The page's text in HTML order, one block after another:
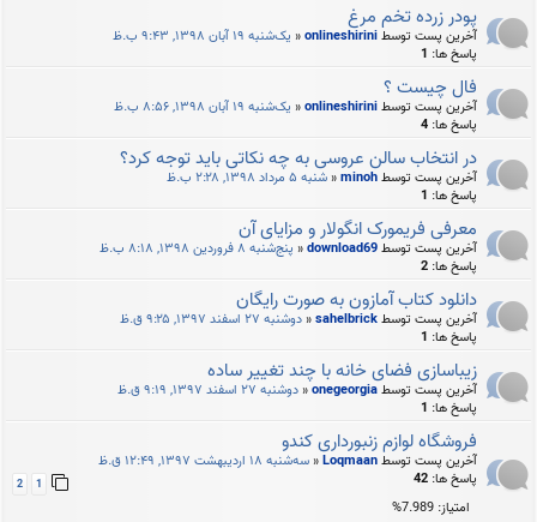
پودر زرده تخم مرغ
آخرین پست توسطonlineshirini
« یک‌شنبه ۱۹ آبان ۱۳۹۸, ۹:۴۳ ب.ظ
پاسخ ها: 1
فال چیست ؟
آخرین پست توسطonlineshirini
« یک‌شنبه ۱۹ آبان ۱۳۹۸, ۸:۵۶ ب.ظ
پاسخ ها: 4
در انتخاب سالن عروسی به چه نکاتی باید توجه کرد؟
آخرین پست توسطminoh
«شنبه ۵ مرداد ۱۳۹۸, ۲:۲۸ ب.ظ
پاسخ ها: 1
معرفی فریمورک انگولار و مزایای آن
آخرین پست توسطdownload69
« پنج‌شنبه ۸ فروردین ۱۳۹۸, ۸:۱۸ ب.ظ
پاسخ ها: 2
دانلود کتاب آمازون به صورت رایگان
آخرین پست توسطsahelbrick
«دوشنبه ۲۷ اسفند ۱۳۹۷, ۹:۲۵ ق.ظ
پاسخ ها: 1
زیباسازی فضای خانه با چند تغییر ساده
آخرین پست توسطonegeorgia
«دوشنبه ۲۷ اسفند ۱۳۹۷, ۹:۱۹ ق.ظ
پاسخ ها: 1
فروشگاه لوازم زنبورداری کندو
آخرین پست توسطLoqmaan
«سه‌شنبه ۱۸ اردیبهشت ۱۳۹۷, ۱۲:۴۹ ق.ظ
پاسخ ها: 42
1
2
امتیاز: 7.989%